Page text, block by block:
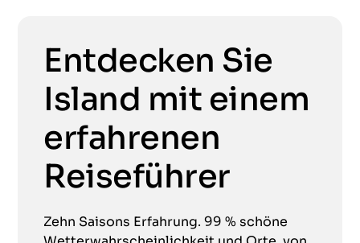
Entdecken Sie
Island mit einem
erfahrenen
Reiseführer
Zehn Saisons Erfahrung. 99 % schöne